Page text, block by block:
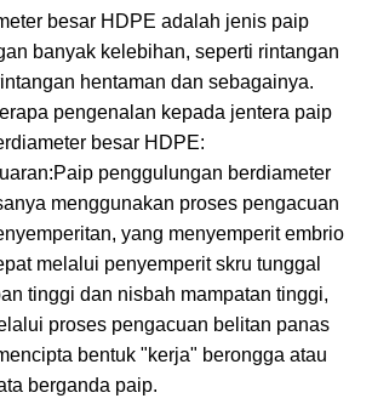
besar HDPE adalah jenis paip
banyak kelebihan, seperti rintangan
hentaman dan sebagainya.
pengenalan kepada jentera paip
besar HDPE:
penggulungan berdiameter
menggunakan proses pengacuan
yang menyemperit embrio
melalui penyemperit skru tunggal
tinggi dan nisbah mampatan tinggi,
proses pengacuan belitan panas
bentuk "kerja" berongga atau
berganda paip.